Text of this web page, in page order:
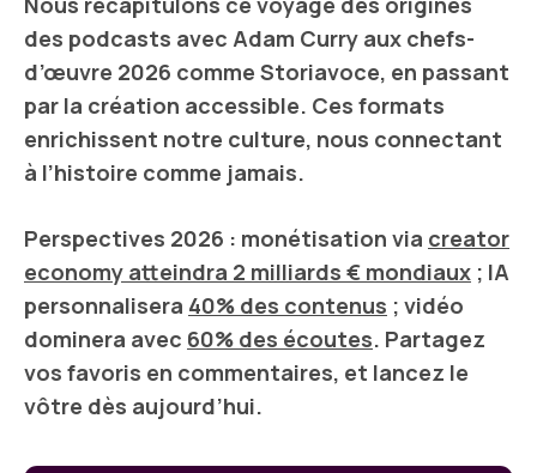
des podcasts avec Adam Curry aux chefs-
d’œuvre 2026 comme Storiavoce, en passant
par la création accessible. Ces formats
enrichissent notre culture, nous connectant
à l’histoire comme jamais.
Perspectives 2026 : monétisation via creator
economy atteindra 2 milliards € mondiaux ; IA
personnalisera 40% des contenus ; vidéo
dominera avec 60% des écoutes. Partagez
vos favoris en commentaires, et lancez le
vôtre dès aujourd’hui.